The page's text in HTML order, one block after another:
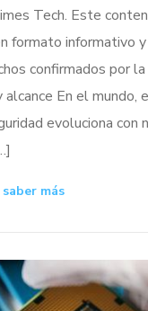
Tech. Este
formato informativo
confirmados por
En el mundo,
evoluciona con
más